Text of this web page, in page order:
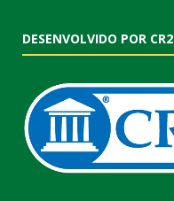
DESENVOLVIDO POR CR2